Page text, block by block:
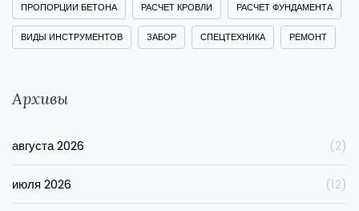
ПРОПОРЦИИ БЕТОНА РАСЧЕТ КРОВЛИ РАСЧЕТ ФУНДАМЕНТА
ВИДЫ ИНСТРУМЕНТОВ ЗАБОР СПЕЦТЕХНИКА РЕМОНТ
Архивы
августа 2026 (2)
июля 2026 (12)